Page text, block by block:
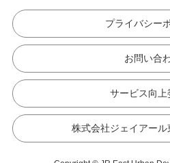
プライバシー
お問い合
サービス向上
株式会社ジェイアー